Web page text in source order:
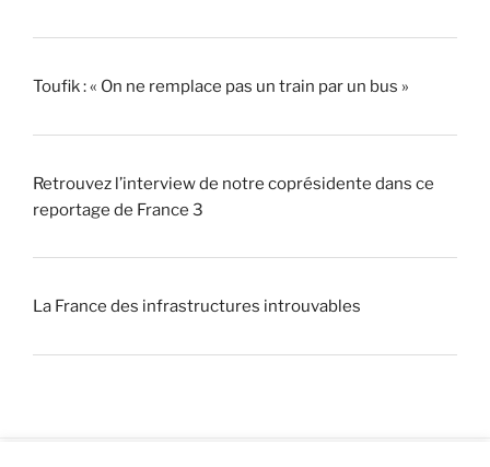
Toufik : « On ne remplace pas un train par un bus »
Retrouvez l’interview de notre coprésidente dans ce
reportage de France 3
La France des infrastructures introuvables